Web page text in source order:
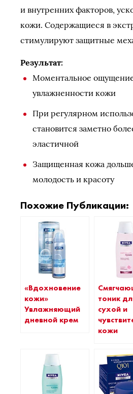
и внутренних факторов,
кожи. Содержащиеся в
стимулируют защитные
Результат:
Моментальное
увлажненности кожи
При регулярном
становится заметно
эластичной
Защищенная кожа
молодость и красоту
Похожие Публикации:
«Вдохновение
кожи»
Увлажняющий
дневной крем
тоник
сухой и
кожи